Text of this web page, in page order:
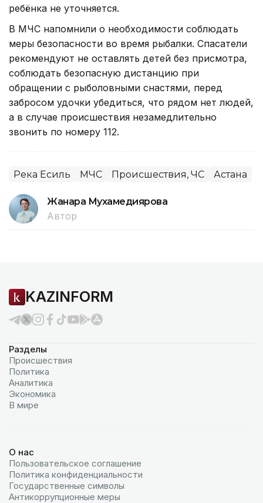
ребёнка не уточняется.
В МЧС напомнили о необходимости соблюдать
меры безопасности во время рыбалки. Спасатели
рекомендуют не оставлять детей без присмотра,
соблюдать безопасную дистанцию при
обращении с рыболовными снастями, перед
забросом удочки убедиться, что рядом нет людей,
а в случае происшествия незамедлительно
звонить по номеру 112.
Река Есиль МЧС Происшествия, ЧС Астана
Жанара Мухамедиярова
Автор
KAZINFORM
Разделы
Происшествия
Политика
Аналитика
Экономика
В мире
О нас
Пользовательское соглашение
Политика конфиденциальности
Государственные символы
Антикоррупционные меры